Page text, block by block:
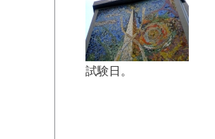
試験日。